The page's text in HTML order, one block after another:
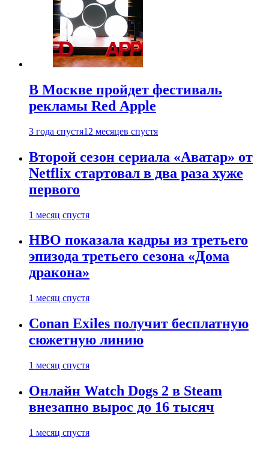
В Москве пройдет фестиваль
рекламы Red Apple
3 года спустя12 месяцев спустя
Второй сезон сериала «Аватар» от
Netflix стартовал в два раза хуже
первого
1 месяц спустя
HBO показала кадры из третьего
эпизода третьего сезона «Дома
дракона»
1 месяц спустя
Conan Exiles получит бесплатную
сюжетную линию
1 месяц спустя
Онлайн Watch Dogs 2 в Steam
внезапно вырос до 16 тысяч
1 месяц спустя